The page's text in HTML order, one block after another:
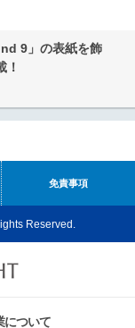
9」の表紙を飾
！
免責事項
Reserved.
について